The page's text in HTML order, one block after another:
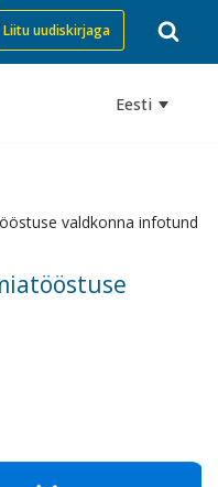
Liitu uudiskirjaga
Eesti
valdkonna infotund